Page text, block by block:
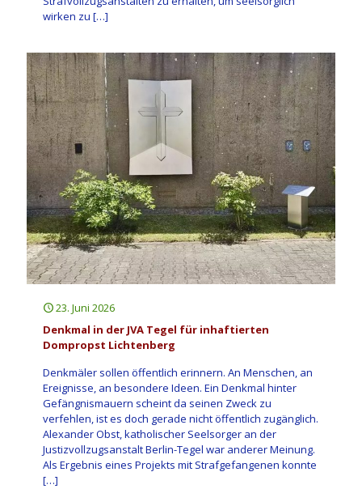
wirken zu […]
23. Juni 2026
Denkmal in der JVA Tegel für inhaftierten
Dompropst Lichtenberg
Denkmäler sollen öffentlich erinnern. An Menschen, an
Ereignisse, an besondere Ideen. Ein Denkmal hinter
Gefängnismauern scheint da seinen Zweck zu
verfehlen, ist es doch gerade nicht öffentlich zugänglich.
Alexander Obst, katholischer Seelsorger an der
Justizvollzugsanstalt Berlin-Tegel war anderer Meinung.
Als Ergebnis eines Projekts mit Strafgefangenen konnte
[…]